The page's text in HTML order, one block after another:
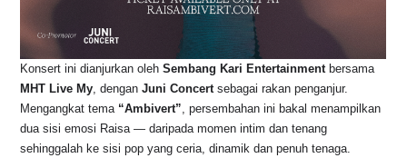
Konsert ini dianjurkan olehSembang Kari Entertainmentbersama
MHT Live My, denganJuni Concertsebagai rakan penganjur.
Mengangkat tema “Ambivert”, persembahan ini bakal menampilkan
dua sisi emosi Raisa — daripada momen intim dan tenang
sehinggalah ke sisi pop yang ceria, dinamik dan penuh tenaga.